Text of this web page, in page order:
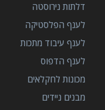
דלתות נירוסטה
לענף הפלסטיקה
לענף עיבוד מתכות
לענף הדפוס
מכונות לחקלאים
מבנים ניידים